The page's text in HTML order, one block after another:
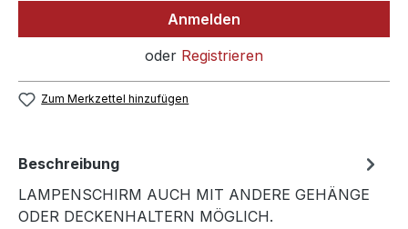
Anmelden
oder Registrieren
Zum Merkzettel hinzufügen
Beschreibung
LAMPENSCHIRM AUCH MIT ANDERE GEHÄNGE
ODER DECKENHALTERN MÖGLICH.